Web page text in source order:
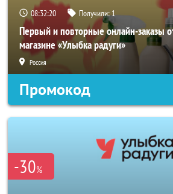
08:32:19 Получили:1
Первый и повторные онлайн-заказы
магазине «Улыбка радуги»
Россия
Промокод
-30%